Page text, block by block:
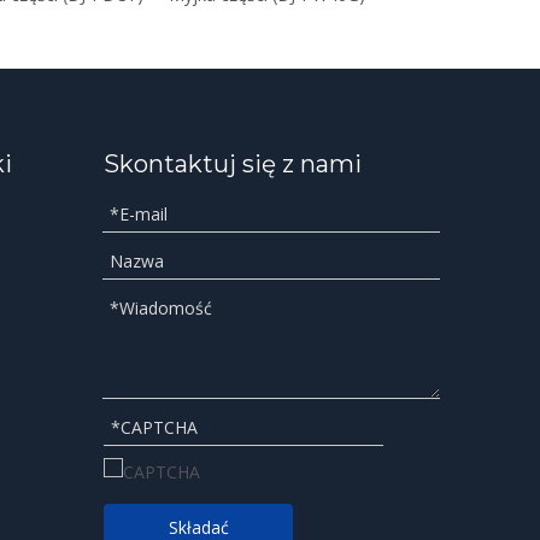
Skontaktuj się z nami
Składać